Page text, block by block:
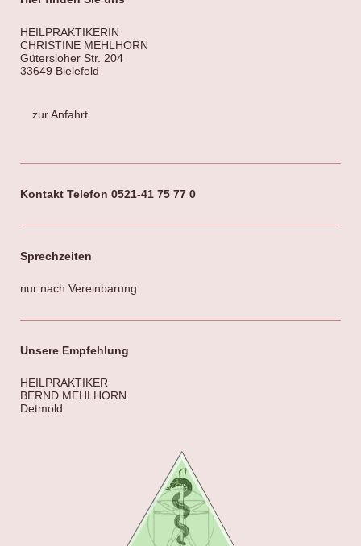
HEILPRAKTIKERIN
CHRISTINE MEHLHORN
Gütersloher Str. 204
33649 Bielefeld
zur Anfahrt
Kontakt Telefon 0521-41 75 77 0
Sprechzeiten
nur nach Vereinbarung
Unsere Empfehlung
HEILPRAKTIKER
BERND MEHLHORN
Detmold